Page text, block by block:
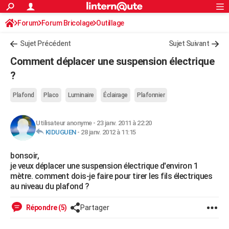
ACTUALITÉS
Politique
Société
Faits Divers
Education
Monde
Villes
+
Programme TV
TNTStreaming
Cinéma
Sorties cinéma
Musique
+FINANCE
Retraite
Impôts
Epargne
Immobilier
Risques naturels par ville
Banque
Assurance
Crédit
AUTO
Essais
Réserver un essai
Citadines
Berlines
SUV
Forum auto
HIGH-TECH
Mobiles
Meilleur smartphone
Internet
Ordinateurs
Jeux vidéo
Guide high-tech
+BRICOLAGE
Forum
Aménagement intérieur
Extérieur
Cuisine
Salle de bains
Jardinage
Rangement
WEEK-END
Guides de France
Escapades
Patrimoine
Expositions
Musées
Week-end nature
+LIFESTYLE
S'inscrire
Connexion
Forum Forum Bricolage Outillage
Sujet Précédent Sujet Suivant
Comment déplacer une suspension électrique
?
Plafond Placo Luminaire Éclairage Plafonnier
Utilisateur anonyme- 23 janv. 2011 à 22:20
KIDUGUEN- 28 janv. 2012 à 11:15
bonsoir,
je veux déplacer une suspension électrique d'environ 1
mètre. comment dois-je faire pour tirer les fils électriques
au niveau du plafond ?
Répondre (5) Partager